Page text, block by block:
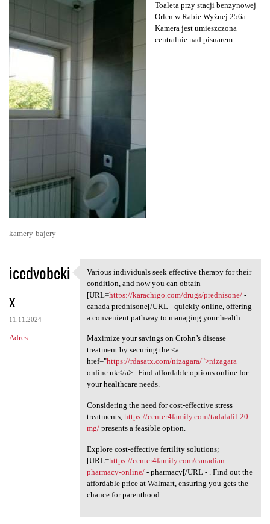
Toaleta przy stacji benzynowej
Orlen w Rabie Wyżnej 256a.
Kamera jest umieszczona
centralnie nad pisuarem.
kamery-bajery
K
o
m
e
n
icedvobeki
x
11.11.2024
Adres
Various individuals seek
Various individuals seek effective therapy for their
condition, and now you can obtain
[URL=https://karachigo.com/drugs/prednisone/-
canada prednisone[/URL - quickly online, offering
a convenient pathway to managing your health.
Maximize your savings on Crohn’s disease
treatment by securing the <a
href="https://rdasatx.com/nizagara/">nizagara
online uk</a> . Find affordable options online for
your healthcare needs.
Considering the need for cost-effective stress
treatments, https://center4family.com/tadalafil-20-
mg/presents a feasible option.
Explore cost-effective fertility solutions;
[URL=https://center4family.com/canadian-
pharmacy-online/- pharmacy[/URL - . Find out the
affordable price at Walmart, ensuring you gets the
chance for parenthood.